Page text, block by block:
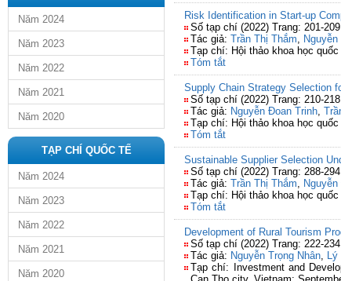
Năm 2024
Năm 2023
Năm 2022
Năm 2021
Năm 2020
TẠP CHÍ QUỐC TẾ
Năm 2024
Năm 2023
Năm 2022
Năm 2021
Năm 2020
Risk Identification in Start-up
Số tạp chí (2022) Trang: 201-209
Tác giả: Trần Thị Thắm,
Tạp chí: Hội thảo khoa học
Tóm tắt
Supply Chain Strategy Selection
Số tạp chí (2022) Trang: 210-218
Tác giả: Nguyễn Đoan Trinh,
Tạp chí: Hội thảo khoa học
Tóm tắt
Sustainable Supplier Selection
Số tạp chí (2022) Trang: 288-294
Tác giả: Trần Thị Thắm,
Tạp chí: Hội thảo khoa học
Tóm tắt
Development of Rural Tourism
Số tạp chí (2022) Trang: 222-234
Tác giả: Nguyễn Trọng Nhân, Lý
Tạp chí: Investment and